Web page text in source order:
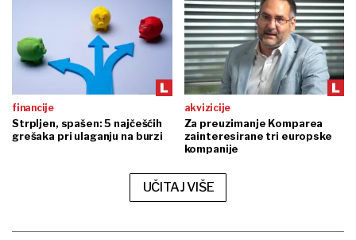
financije
Strpljen, spašen: 5 najčešćih
grešaka pri ulaganju na burzi
akvizicije
Za preuzimanje Komparea
zainteresirane tri europske
kompanije
UČITAJ VIŠE